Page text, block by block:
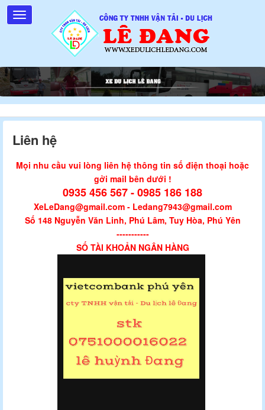
Liên hệ
Mọi nhu cầu vui lòng liên hệ thông tin số điện thoại hoặc
gởi mail bên dưới !
0935 456 567 - 0985 186 188
XeLeDang@gmail.com - Ledang7943@gmail.com
Số 148 Nguyễn Văn Linh, Phú Lâm, Tuy Hòa, Phú Yên
-----------
SỐ TÀI KHOẢN NGÂN HÀNG